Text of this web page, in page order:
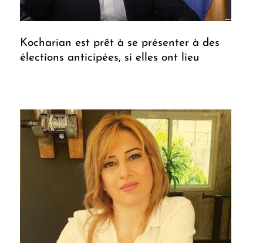
Kocharian est prêt à se présenter à des
élections anticipées, si elles ont lieu